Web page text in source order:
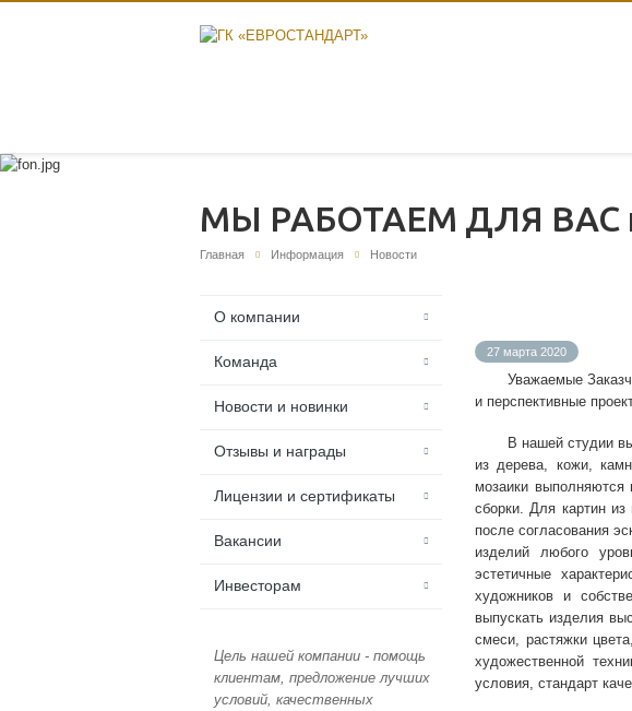
МЫ РАБОТАЕМ ДЛЯ ВАС
Главная Информация Новости
О компании
Команда
Новости и новинки
Отзывы и награды
Лицензии и сертификаты
Вакансии
Инвесторам
Цель нашей компании - помощь
клиентам, предложение лучших
условий, качественных
27 марта 2020
Уважаемые
и перспективные
В нашей студии
из дерева, кожи,
мозаики выполняются
сборки. Для картин из
после согласования
изделий любого
эстетичные
художников и
выпускать изделия
смеси, растяжки
художественной
условия, стандарт